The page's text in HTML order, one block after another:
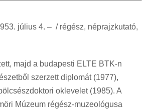
július 4. – / régész, néprajzkutató,
majd a budapesti ELTE BTK-n
szerzett diplomát (1977),
oklevelet (1985). A
Múzeum régész-muzeológusa